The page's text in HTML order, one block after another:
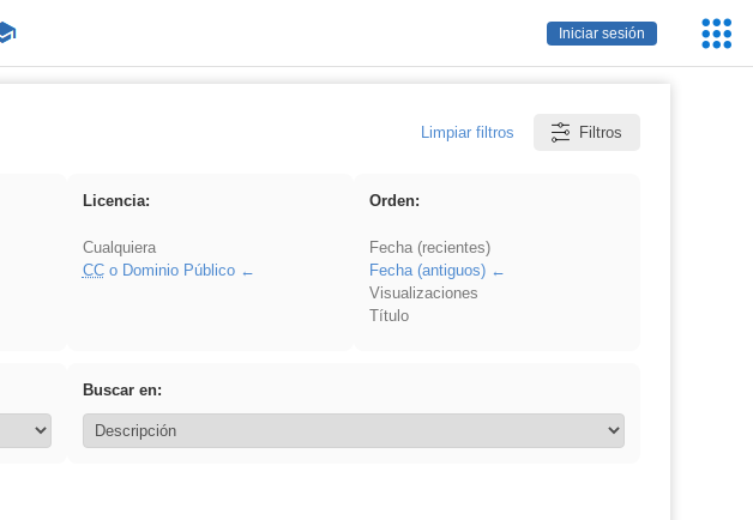
Iniciar sesión
Limpiar filtros Filtros
Licencia:
Cualquiera
CCo Dominio Público
Orden:
Fecha (recientes)
Fecha (antiguos)
Visualizaciones
Título
Buscar en: